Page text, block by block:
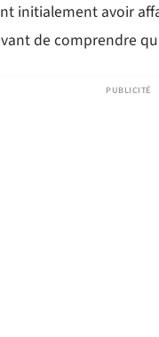
initialement avoir
de comprendre